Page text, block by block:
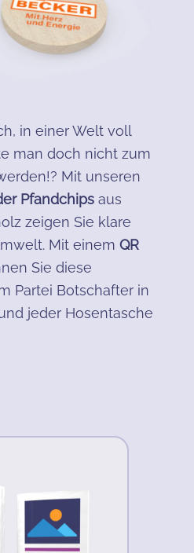
in einer Welt voll
man doch nicht zum
Mit unseren
Pfandchips aus
zeigen Sie klare
Mit einem QR
Sie diese
Partei Botschafter in
jeder Hosentasche